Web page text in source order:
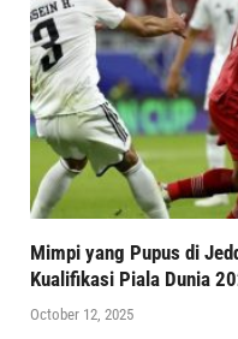
Mimpi yang Pupus di
Kualifikasi Piala Dunia
October 12, 2025